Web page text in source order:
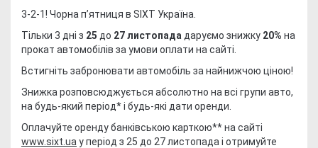
3-2-1! Чорна п’ятниця в SIXT Україна.
Тільки 3 дні з 25 до 27 листопада даруємо знижку 20% на
прокат автомобілів за умови оплати на сайті.
Встигніть забронювати автомобіль за найнижчою ціною!
Знижка розповсюджується абсолютно на всі групи авто,
на будь-який період* і будь-які дати оренди.
Оплачуйте оренду банківською карткою** на сайті
www.sixt.ua у період з 25 до 27 листопада і отримуйте